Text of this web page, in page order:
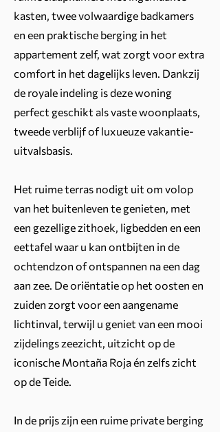
kasten, twee volwaardige badkamers
en een praktische berging in het
appartement zelf, wat zorgt voor extra
comfort in het dagelijks leven. Dankzij
de royale indeling is deze woning
perfect geschikt als vaste woonplaats,
tweede verblijf of luxueuze vakantie-
uitvalsbasis.
Het ruime terras nodigt uit om volop
van het buitenleven te genieten, met
een gezellige zithoek, ligbedden en een
eettafel waar u kan ontbijten in de
ochtendzon of ontspannen na een dag
aan zee. De oriëntatie op het oosten en
zuiden zorgt voor een aangename
lichtinval, terwijl u geniet van een mooi
zijdelings zeezicht, uitzicht op de
iconische Montaña Roja én zelfs zicht
op de Teide.
In de prijs zijn een ruime private berging